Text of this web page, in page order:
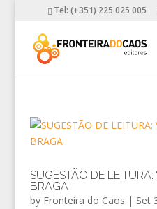
Tel: (+351) 225 025 005
SUGESTÃO DE
BRAGA
by Fronteira do Caos | Set